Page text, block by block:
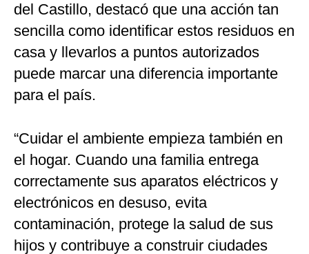
del Castillo, destacó que una acción tan
sencilla como identificar estos residuos en
casa y llevarlos a puntos autorizados
puede marcar una diferencia importante
para el país.
“Cuidar el ambiente empieza también en
el hogar. Cuando una familia entrega
correctamente sus aparatos eléctricos y
electrónicos en desuso, evita
contaminación, protege la salud de sus
hijos y contribuye a construir ciudades